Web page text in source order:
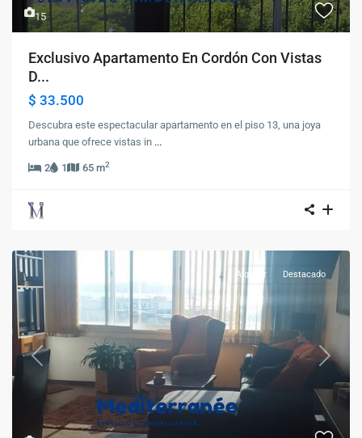
15
Exclusivo Apartamento En Cordón Con Vistas
D...
$ 33.500
Descubra este espectacular apartamento en el piso 13, una joya
urbana que ofrece vistas in ...
2 1 65 m2
Previous Next
Alquiler Destacado